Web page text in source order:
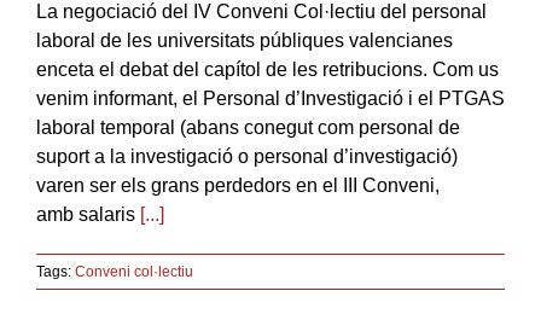
La negociació del IV Conveni Col·lectiu del personal
laboral de les universitats públiques valencianes
enceta el debat del capítol de les retribucions. Com us
venim informant, el Personal d’Investigació i el PTGAS
laboral temporal (abans conegut com personal de
suport a la investigació o personal d’investigació)
varen ser els grans perdedors en el III Conveni,
amb salaris [...]
Tags: Conveni col·lectiu